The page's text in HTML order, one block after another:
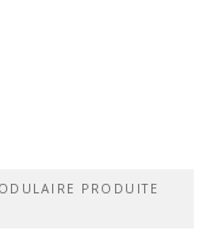
PRODUITE